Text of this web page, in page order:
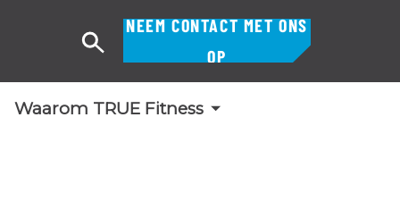
Waarom TRUE Fitness
NEEM CONTACT MET ONS
OP
Zoek